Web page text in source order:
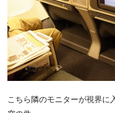
こちら隣のモニターが視界に